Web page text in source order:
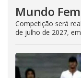
Mundo
Competição será
de julho de 2027,